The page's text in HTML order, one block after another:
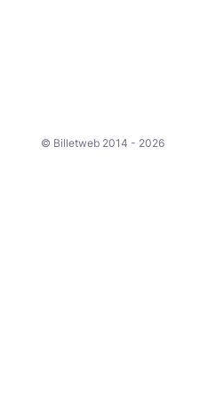
© Billetweb 2014 - 2026